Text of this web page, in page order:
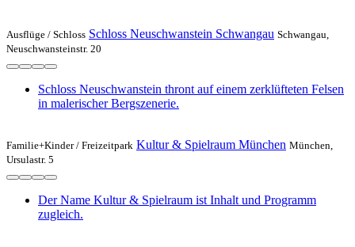
Ausflüge / Schloss Schloss Neuschwanstein Schwangau Schwangau,
Neuschwansteinstr. 20
Schloss Neuschwanstein thront auf einem zerklüfteten Felsen
in malerischer Bergszenerie.
Familie+Kinder / Freizeitpark Kultur & Spielraum München München,
Ursulastr. 5
Der Name Kultur & Spielraum ist Inhalt und Programm
zugleich.